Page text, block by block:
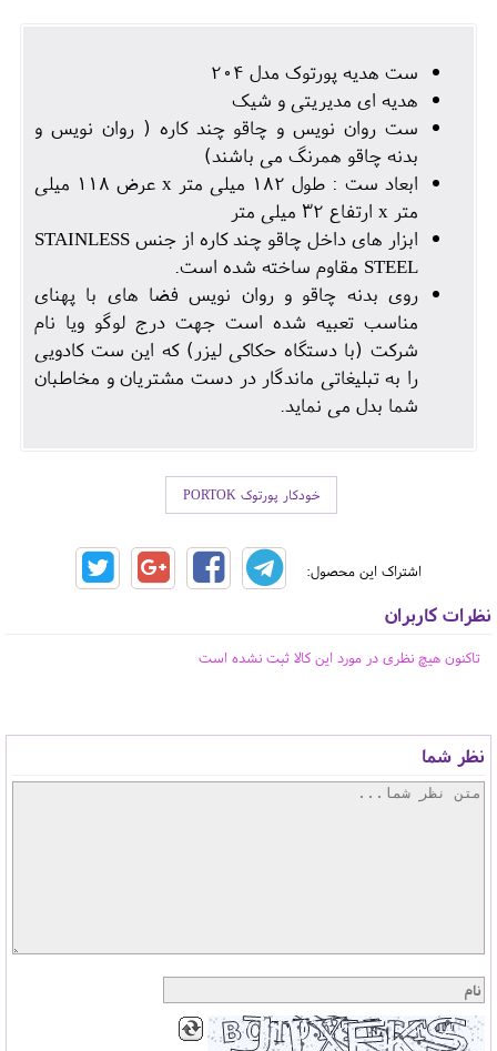
ست هدیه پورتوک مدل 204
هدیه ای مدیریتی و شیک
ست روان نویس و چاقو چند کاره ( روان نویس و
بدنه چاقو همرنگ می باشند)
ابعاد ست : طول 182 میلی متر x عرض 118 میلی
متر x ارتفاع 32 میلی متر
ابزار های داخل چاقو چند کاره از جنس STAINLESS
STEEL مقاوم ساخته شده است.
روی بدنه چاقو و روان نویس فضا های با پهنای
مناسب تعبیه شده است جهت درج لوگو ویا نام
شرکت (با دستگاه حکاکی لیزر) که این ست کادویی
را به تبلیغاتی ماندگار در دست مشتریان و مخاطبان
شما بدل می نماید.
خودکار پورتوک PORTOK
اشتراک این محصول:
نظرات کاربران
تاکنون هیچ نظری در مورد این کالا ثبت نشده است
نظر شما